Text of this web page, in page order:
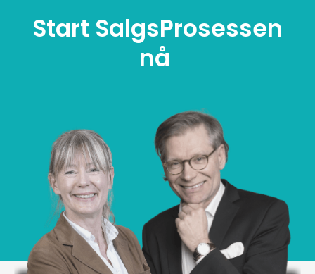
Start SalgsProsessen
nå